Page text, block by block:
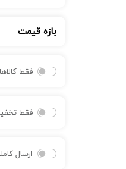
بازه قیمت
فقط
فقط
ارسال